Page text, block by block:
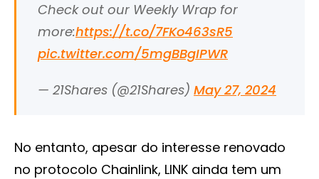
Check out our Weekly Wrap for
more:https://t.co/7FKo463sR5
pic.twitter.com/5mgBBgIPWR
— 21Shares (@21Shares) May 27, 2024
No entanto, apesar do interesse renovado
no protocolo Chainlink, LINK ainda tem um